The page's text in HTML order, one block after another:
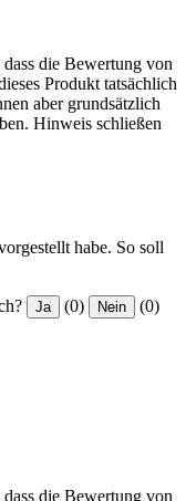
die Bewertung von
Produkt tatsächlich
aber grundsätzlich
Hinweis schließen
habe. So soll
Ja (0) Nein (0)
die Bewertung von